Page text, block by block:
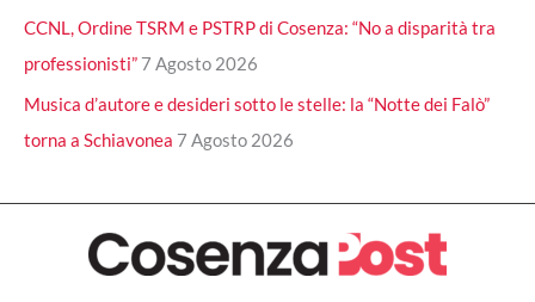
CCNL, Ordine TSRM e PSTRP di Cosenza: “No a disparità tra
professionisti” 7 Agosto 2026
Musica d’autore e desideri sotto le stelle: la “Notte dei Falò”
torna a Schiavonea 7 Agosto 2026